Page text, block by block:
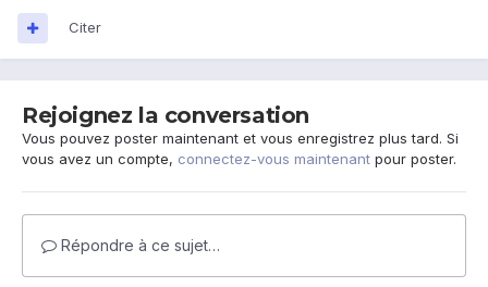
Citer
Rejoignez la conversation
Vous pouvez poster maintenant et vous enregistrez plus tard. Si
vous avez un compte, connectez-vous maintenant pour poster.
Répondre à ce sujet…